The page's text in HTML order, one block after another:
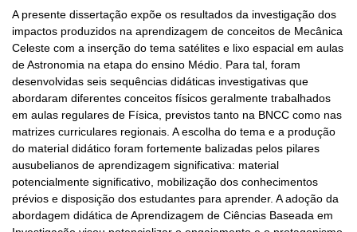
A presente dissertação expõe os resultados da investigação dos
impactos produzidos na aprendizagem de conceitos de Mecânica
Celeste com a inserção do tema satélites e lixo espacial em aulas
de Astronomia na etapa do ensino Médio. Para tal, foram
desenvolvidas seis sequências didáticas investigativas que
abordaram diferentes conceitos físicos geralmente trabalhados
em aulas regulares de Física, previstos tanto na BNCC como nas
matrizes curriculares regionais. A escolha do tema e a produção
do material didático foram fortemente balizadas pelos pilares
ausubelianos de aprendizagem significativa: material
potencialmente significativo, mobilização dos conhecimentos
prévios e disposição dos estudantes para aprender. A adoção da
abordagem didática de Aprendizagem de Ciências Baseada em